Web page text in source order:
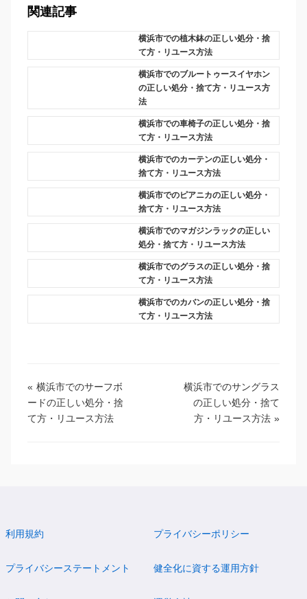
関連記事
横浜市での植木鉢の正しい処分・捨
て方・リユース方法
横浜市でのブルートゥースイヤホン
の正しい処分・捨て方・リユース方
法
横浜市での車椅子の正しい処分・捨
て方・リユース方法
横浜市でのカーテンの正しい処分・
捨て方・リユース方法
横浜市でのピアニカの正しい処分・
捨て方・リユース方法
横浜市でのマガジンラックの正しい
処分・捨て方・リユース方法
横浜市でのグラスの正しい処分・捨
て方・リユース方法
横浜市でのカバンの正しい処分・捨
て方・リユース方法
« 横浜市でのサーフボ
ードの正しい処分・捨
て方・リユース方法
横浜市でのサングラス
の正しい処分・捨て
方・リユース方法 »
利用規約 プライバシーポリシー
プライバシーステートメント 健全化に資する運用方針